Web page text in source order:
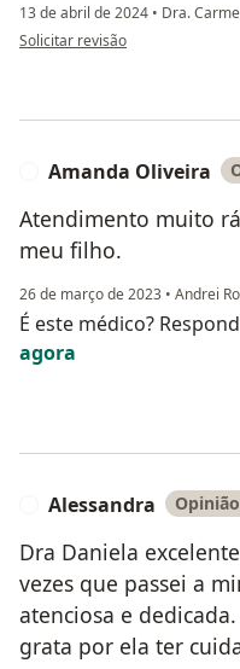
13 de abril de 2024 • Dra.
na opinião do utilizador Lilian
Solicitar revisão
Amanda Oliveira
Atendimento muito
meu filho.
26 de março de 2023 • Andrei
É este médico?
agora
Alessandra
Dra Daniela
vezes que passei a
atenciosa e
grata por ela ter